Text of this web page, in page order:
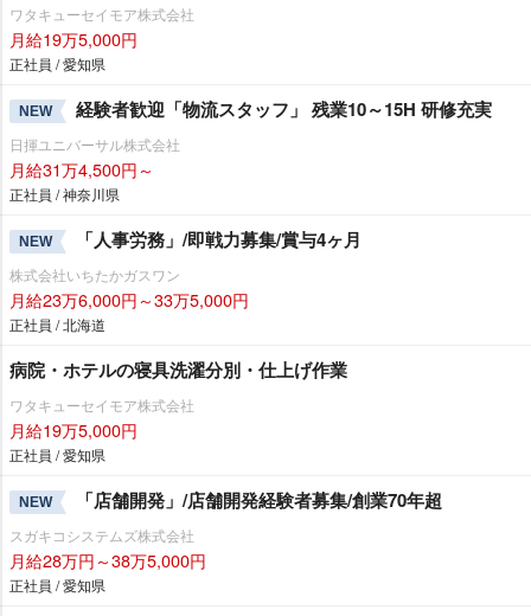
ワタキューセイモア株式会社
月給19万5,000円
正社員 / 愛知県
NEW 経験者歓迎「物流スタッフ」 残業10～15H 研修充実
日揮ユニバーサル株式会社
月給31万4,500円～
正社員 / 神奈川県
NEW 「人事労務」/即戦力募集/賞与4ヶ月
株式会社いちたかガスワン
月給23万6,000円～33万5,000円
正社員 / 北海道
病院・ホテルの寝具洗濯分別・仕上げ作業
ワタキューセイモア株式会社
月給19万5,000円
正社員 / 愛知県
NEW 「店舗開発」/店舗開発経験者募集/創業70年超
スガキコシステムズ株式会社
月給28万円～38万5,000円
正社員 / 愛知県